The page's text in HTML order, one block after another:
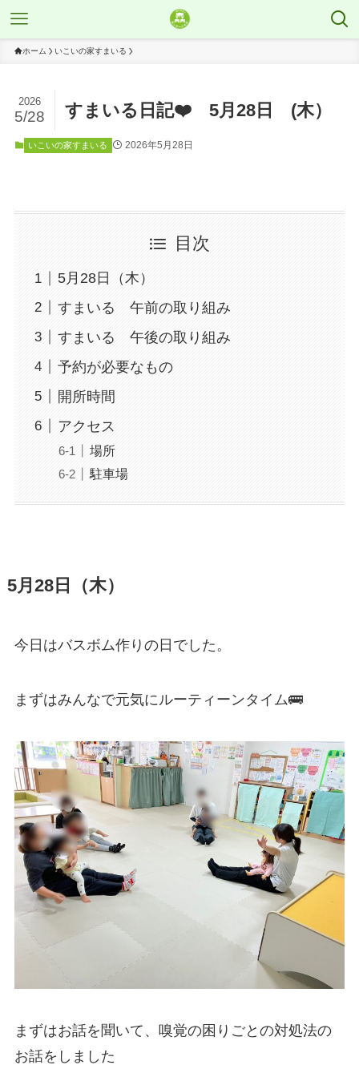
ホーム いこいの家すまいる
すまいる日記❤️ 5月28日 (木）
2026
5/28
いこいの家すまいる 2026年5月28日
目次
5月28日（木）
すまいる 午前の取り組み
すまいる 午後の取り組み
予約が必要なもの
開所時間
アクセス
場所
駐車場
5月28日（木）
今日はバスボム作りの日でした。
まずはみんなで元気にルーティーンタイム🚌
まずはお話を聞いて、嗅覚の困りごとの対処法の
お話をしました